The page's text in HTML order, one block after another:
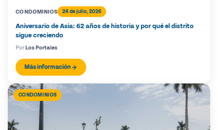
CONDOMINIOS 24 de julio, 2026
Aniversario de Asia: 62 años de historia y por qué el distrito
sigue creciendo
Por Los Portales
Más información
CONDOMINIOS